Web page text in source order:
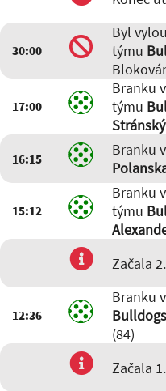
30:00
Byl
týmu
17:00
Branku
týmu
Stránský
16:15 Branku
15:12
Branku
týmu
Začala
12:36
Branku
(84)
Začala